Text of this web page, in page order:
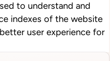
to understand and
indexes of the website
user experience for